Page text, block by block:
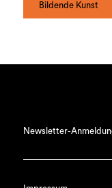
Bildende Kunst
Newsletter-